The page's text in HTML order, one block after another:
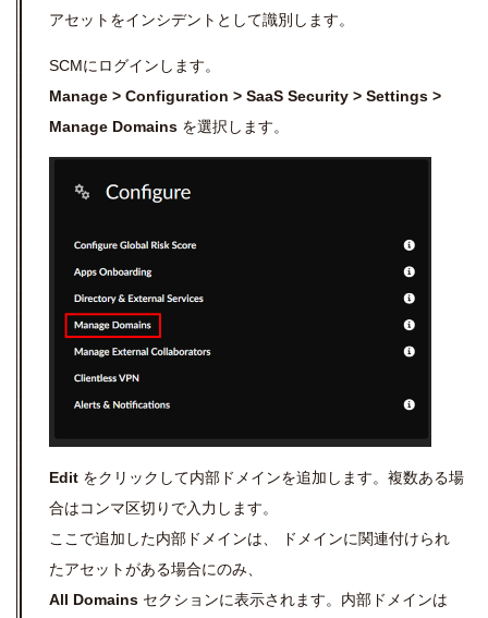
アセットをインシデントとして識別します。
SCMにログインします。
Manage > Configuration > SaaS Security > Settings >
Manage Domains を選択します。
Edit をクリックして内部ドメインを追加します。複数ある場
合はコンマ区切りで入力します。
ここで追加した内部ドメインは、 ドメインに関連付けられ
たアセットがある場合にのみ、
All Domains セクションに表示されます。内部ドメインは